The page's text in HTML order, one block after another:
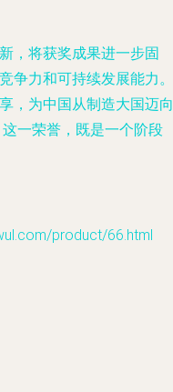
，将获奖成果进一步固
争力和可持续发展能力。
，为中国从制造大国迈向
这一荣誉，既是一个阶段
product/66.html